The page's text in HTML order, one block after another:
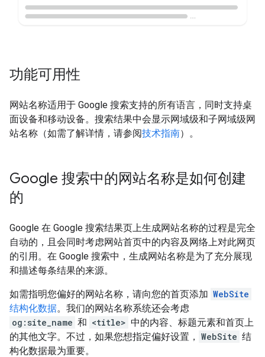
功能可用性
网站名称适用于 Google 搜索支持的所有语言，同时支持桌
面设备和移动设备。搜索结果中会显示网域级和子网域级网
站名称（如需了解详情，请参阅技术指南）。
Google 搜索中的网站名称是如何创建
的
Google 在 Google 搜索结果页上生成网站名称的过程是完全
自动的，且会同时考虑网站首页中的内容及网络上对此网页
的引用。在 Google 搜索中，生成网站名称是为了充分展现
和描述每条结果的来源。
如需指明您偏好的网站名称，请向您的首页添加 WebSite
结构化数据。我们的网站名称系统还会考虑
og:site_name 和 <title> 中的内容、标题元素和首页上
的其他文字。不过，如果您想指定偏好设置， WebSite 结
构化数据最为重要。